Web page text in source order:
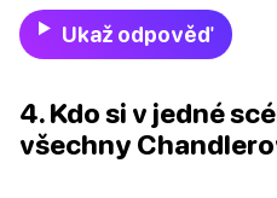
Ukaž odpověď
4. Kdo si v jedné
všechny